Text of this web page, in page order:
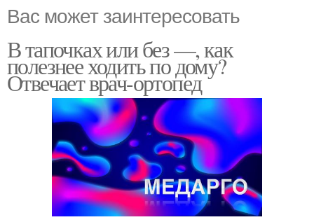
Вас может заинтересовать
В тапочках или без —, как
полезнее ходить по дому?
Отвечает врач-ортопед